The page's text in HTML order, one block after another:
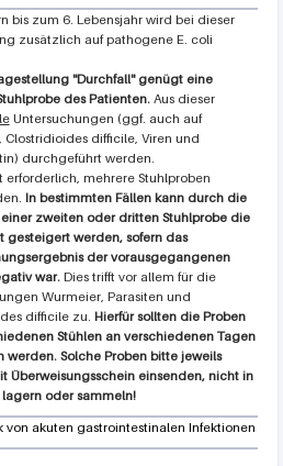
bis zum 6. Lebensjahr wird bei dieser
zusätzlich auf pathogene E. coli
"Durchfall" genügt eine
des Patienten. Aus dieser
Untersuchungen (ggf. auch auf
Clostridioides difficile, Viren und
durchgeführt werden.
erforderlich, mehrere Stuhlproben
In bestimmten Fällen kann durch die
zweiten oder dritten Stuhlprobe die
gesteigert werden, sofern das
der vorausgegangenen
war.Dies trifft vor allem für die
Wurmeier, Parasiten und
difficile zu. Hierfür sollten die Proben
Stühlen an verschiedenen Tagen
werden. Solche Proben bitte jeweils
Überweisungsschein einsenden, nicht in
lagern oder sammeln!
von akuten gastrointestinalen Infektionen